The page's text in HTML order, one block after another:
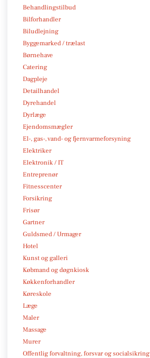
Behandlingstilbud
Bilforhandler
Biludlejning
Byggemarked / trælast
Børnehave
Catering
Dagpleje
Detailhandel
Dyrehandel
Dyrlæge
Ejendomsmægler
El-, gas-, vand- og fjernvarmeforsyning
Elektriker
Elektronik / IT
Entreprenør
Fitnesscenter
Forsikring
Frisør
Gartner
Guldsmed / Urmager
Hotel
Kunst og galleri
Købmand og døgnkiosk
Køkkenforhandler
Køreskole
Læge
Maler
Massage
Murer
Offentlig forvaltning, forsvar og socialsikring